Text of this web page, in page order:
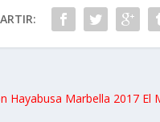
Hayabusa Marbella 2017 El